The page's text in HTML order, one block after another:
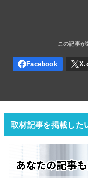
取材記事を掲載した